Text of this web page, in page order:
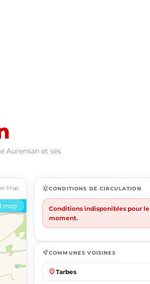
Aurensan et ses
Map routineCONDITIONS DE CIRCULATION
Conditions indisponibles pour le
moment.
near_meCOMMUNES VOISINES
place Tarbes